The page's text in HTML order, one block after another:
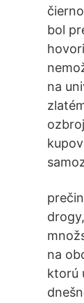
bol
na
na
ktorú